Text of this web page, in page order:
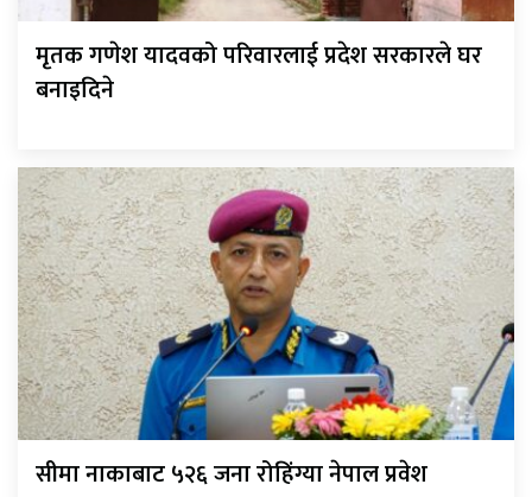
मृतक गणेश यादवको परिवारलाई प्रदेश सरकारले घर
बनाइदिने
सीमा नाकाबाट ५२६ जना रोहिंग्या नेपाल प्रवेश